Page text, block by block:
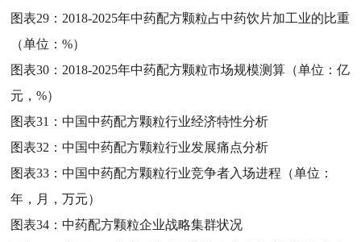
图表29： 2018-2025年中药配方颗粒占中药饮片加工业的比重
（单位：%）
图表30： 2018-2025年中药配方颗粒市场规模测算（单位：亿
元，%）
图表31：中国中药配方颗粒行业经济特性分析
图表32：中国中药配方颗粒行业发展痛点分析
图表33：中国中药配方颗粒行业竞争者入场进程（单位：
年，月，万元）
图表34：中药配方颗粒企业战略集群状况